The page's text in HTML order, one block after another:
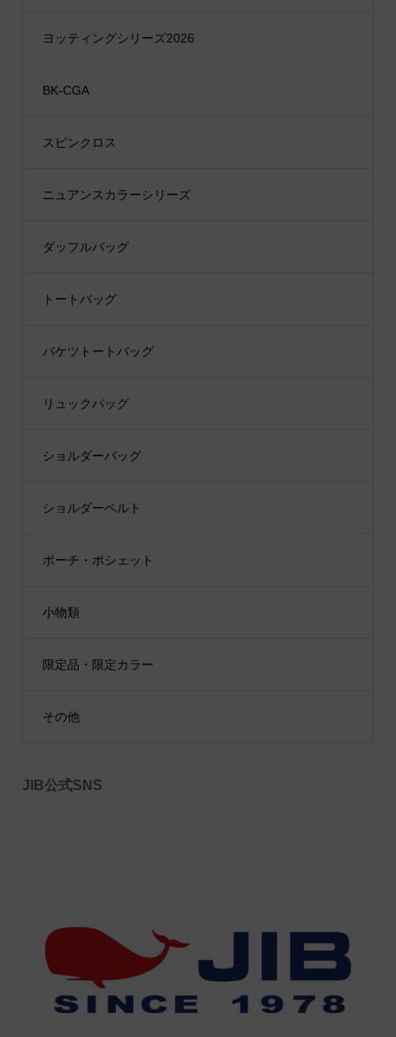
ヨッティングシリーズ2026
BK-CGA
スピンクロス
ニュアンスカラーシリーズ
ダッフルバッグ
トートバッグ
バケツトートバッグ
リュックバッグ
ショルダーバッグ
ショルダーベルト
ポーチ・ポシェット
小物類
限定品・限定カラー
その他
JIB公式SNS